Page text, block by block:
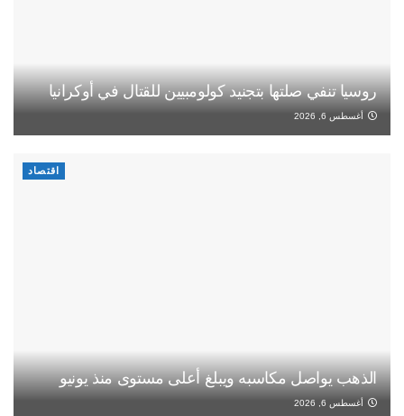
روسيا تنفي صلتها بتجنيد كولومبيين للقتال في أوكرانيا
أغسطس 6, 2026
اقتصاد
الذهب يواصل مكاسبه ويبلغ أعلى مستوى منذ يونيو
أغسطس 6, 2026